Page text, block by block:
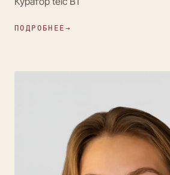
ПОДРОБНЕЕ →